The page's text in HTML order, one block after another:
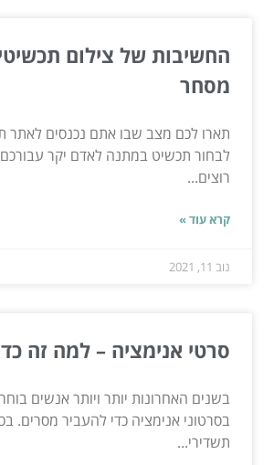
החשיבות של צילום
מסחר
תארו לכם מצב שבו אתם נכנסים לאתר
לבחור תכשיט במתנה לאדם יקר
רוצים...
קרא עוד »
נוב 11, 2021
סרטי אנימציה – למה זה
בשנים האחרונות יותר ויותר אנשים
בסרטוני אנימציה כדי להעביר מסרים.
תשדירי...